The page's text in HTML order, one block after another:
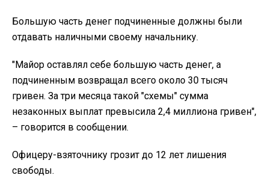
Большую часть денег подчиненные должны были
отдавать наличными своему начальнику.
"Майор оставлял себе большую часть денег, а
подчиненным возвращал всего около 30 тысяч
гривен. За три месяца такой "схемы" сумма
незаконных выплат превысила 2,4 миллиона гривен",
– говорится в сообщении.
Офицеру-взяточнику грозит до 12 лет лишения
свободы.